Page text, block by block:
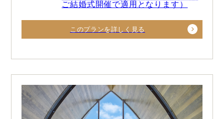
ご結婚式開催で適用となります）
このプランを詳しく見る